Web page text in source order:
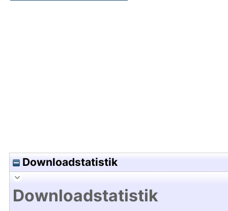
Downloadstatistik
Downloadstatistik